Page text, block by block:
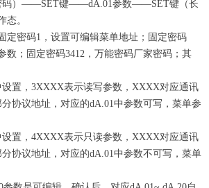
）——SET键——dA.01参数——SET键（长
。
定密码1，设置可编辑菜单地址；固定密码
数；固定密码3412，万能密码厂家密码；其
设置，3XXXX表示读写参数，XXXX对应通讯
协议地址，对应的dA.01中参数可写，菜单参
设置，4XXXX表示只读参数，XXXX对应通讯
协议地址，对应的dA.01中参数不可写，菜单